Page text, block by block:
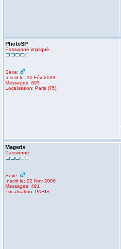
PhotoSP
Passionné impliqué
Sexe:
Inscrit le: 10 Fév 2009
Messages: 895
Localisation: Paris (75)
Mageris
Passionné
Sexe:
Inscrit le: 22 Nov 2006
Messages: 491
Localisation: PARIS